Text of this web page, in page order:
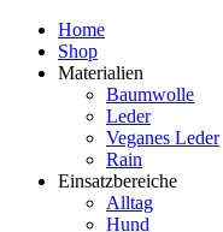
Home
Shop
Materialien
Baumwolle
Leder
Veganes Leder
Rain
Einsatzbereiche
Alltag
Hund